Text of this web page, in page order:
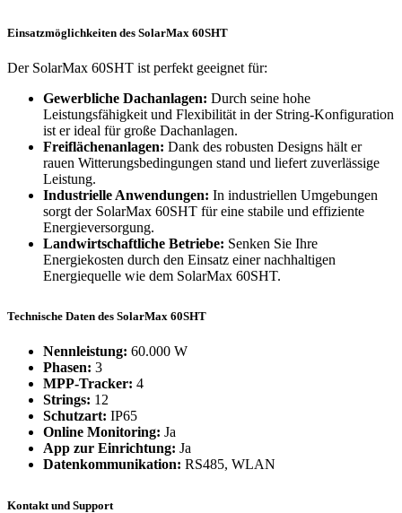
Einsatzmöglichkeiten des SolarMax 60SHT
Der SolarMax 60SHT ist perfekt geeignet für:
Gewerbliche Dachanlagen: Durch seine hohe
Leistungsfähigkeit und Flexibilität in der String-Konfiguration
ist er ideal für große Dachanlagen.
Freiflächenanlagen: Dank des robusten Designs hält er
rauen Witterungsbedingungen stand und liefert zuverlässige
Leistung.
Industrielle Anwendungen: In industriellen Umgebungen
sorgt der SolarMax 60SHT für eine stabile und effiziente
Energieversorgung.
Landwirtschaftliche Betriebe: Senken Sie Ihre
Energiekosten durch den Einsatz einer nachhaltigen
Energiequelle wie dem SolarMax 60SHT.
Technische Daten des SolarMax 60SHT
Nennleistung: 60.000 W
Phasen: 3
MPP-Tracker: 4
Strings: 12
Schutzart: IP65
Online Monitoring: Ja
App zur Einrichtung: Ja
Datenkommunikation: RS485, WLAN
Kontakt und Support